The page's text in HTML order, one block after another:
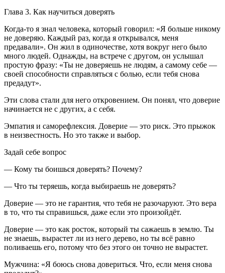
Глава 3. Как научиться доверять
Когда-то я знал человека, который говорил: «Я больше никому
не доверяю. Каждый раз, когда я открывался, меня
предавали». Он жил в одиночестве, хотя вокруг него было
много людей. Однажды, на встрече с другом, он услышал
простую фразу: «Ты не доверяешь не людям, а самому себе —
своей способности справляться с болью, если тебя снова
предадут».
Эти слова стали для него откровением. Он понял, что доверие
начинается не с других, а с себя.
Эмпатия и саморефлексия. Доверие — это риск. Это прыжок
в неизвестность. Но это также и выбор.
Задай себе вопрос
— Кому ты боишься доверять? Почему?
— Что ты теряешь, когда выбираешь не доверять?
Доверие — это не гарантия, что тебя не разочаруют. Это вера
в то, что ты справишься, даже если это произойдёт.
Доверие — это как росток, который ты сажаешь в землю. Ты
не знаешь, вырастет ли из него дерево, но ты всё равно
поливаешь его, потому что без этого он точно не вырастет.
Мужчина: «Я боюсь снова довериться. Что, если меня снова